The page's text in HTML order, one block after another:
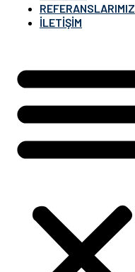
REFERANSLARIMIZ
İLETIŞIM